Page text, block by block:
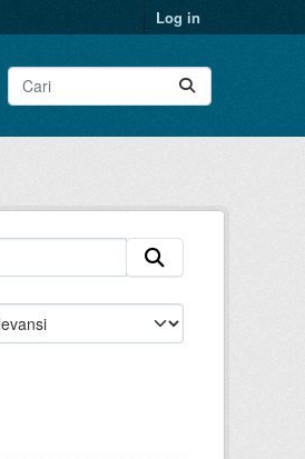
Log in